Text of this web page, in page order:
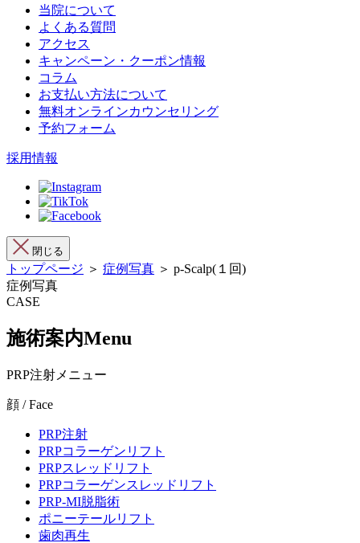
当院について
よくある質問
アクセス
キャンペーン・クーポン情報
コラム
お支払い方法について
無料オンラインカウンセリング
予約フォーム
採用情報
閉じる
トップページ ＞ 症例写真 ＞ p-Scalp(１回)
症例写真
CASE
施術案内Menu
PRP注射メニュー
顔 / Face
PRP注射
PRPコラーゲンリフト
PRPスレッドリフト
PRPコラーゲンスレッドリフト
PRP-MI脱脂術
ポニーテールリフト
歯肉再生